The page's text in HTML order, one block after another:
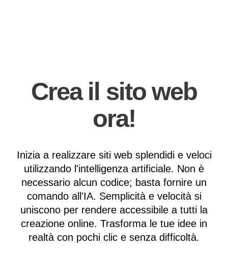
Crea il sito web
ora!
Inizia a realizzare siti web splendidi e veloci
utilizzando l'intelligenza artificiale. Non è
necessario alcun codice; basta fornire un
comando all'IA. Semplicità e velocità si
uniscono per rendere accessibile a tutti la
creazione online. Trasforma le tue idee in
realtà con pochi clic e senza difficoltà.